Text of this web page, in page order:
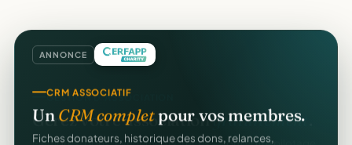
ANNONCE
CRM ASSOCIATIF
Un CRM completpour vos membres.
Fiches donateurs, historique des dons, relances,